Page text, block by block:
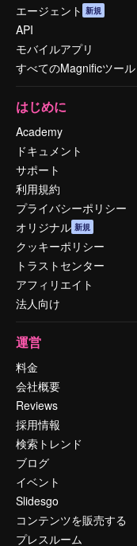
エージェント 新規
API
モバイルアプリ
すべてのMagnificツール
はじめに
Academy
ドキュメント
サポート
利用規約
プライバシーポリシー
オリジナル 新規
クッキーポリシー
トラストセンター
アフィリエイト
法人向け
運営
料金
会社概要
Reviews
採用情報
検索トレンド
ブログ
イベント
Slidesgo
コンテンツを販売する
プレスルーム